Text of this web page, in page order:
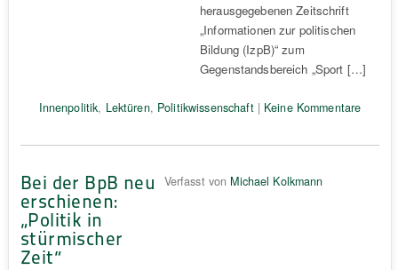
herausgegebenen Zeitschrift
„Informationen zur politischen
Bildung (IzpB)“ zum
Gegenstandsbereich „Sport […]
Innenpolitik, Lektüren, Politikwissenschaft| Keine Kommentare
Bei der BpB neu
erschienen:
„Politik in
stürmischer
Zeit“
Verfasst von Michael Kolkmann